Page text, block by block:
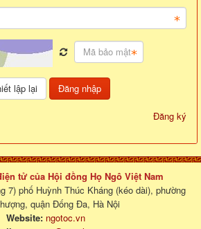
Đăng nhập
Đăng ký
tử của Hội đồng Họ Ngô Việt Nam
7) phố Huỳnh Thúc Kháng (kéo dài), phường
quận Đống Đa, Hà Nội
Website: ngotoc.vn